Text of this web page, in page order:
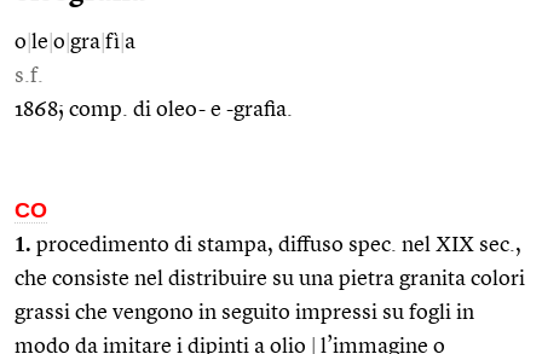
o le o gra fì a
s.f.
1868; comp. di oleo- e -grafia.
CO
1. procedimento di stampa, diffuso spec. nel XIX sec.,
che consiste nel distribuire su una pietra granita colori
grassi che vengono in seguito impressi su fogli in
modo da imitare i dipinti a olio
l’immagine o